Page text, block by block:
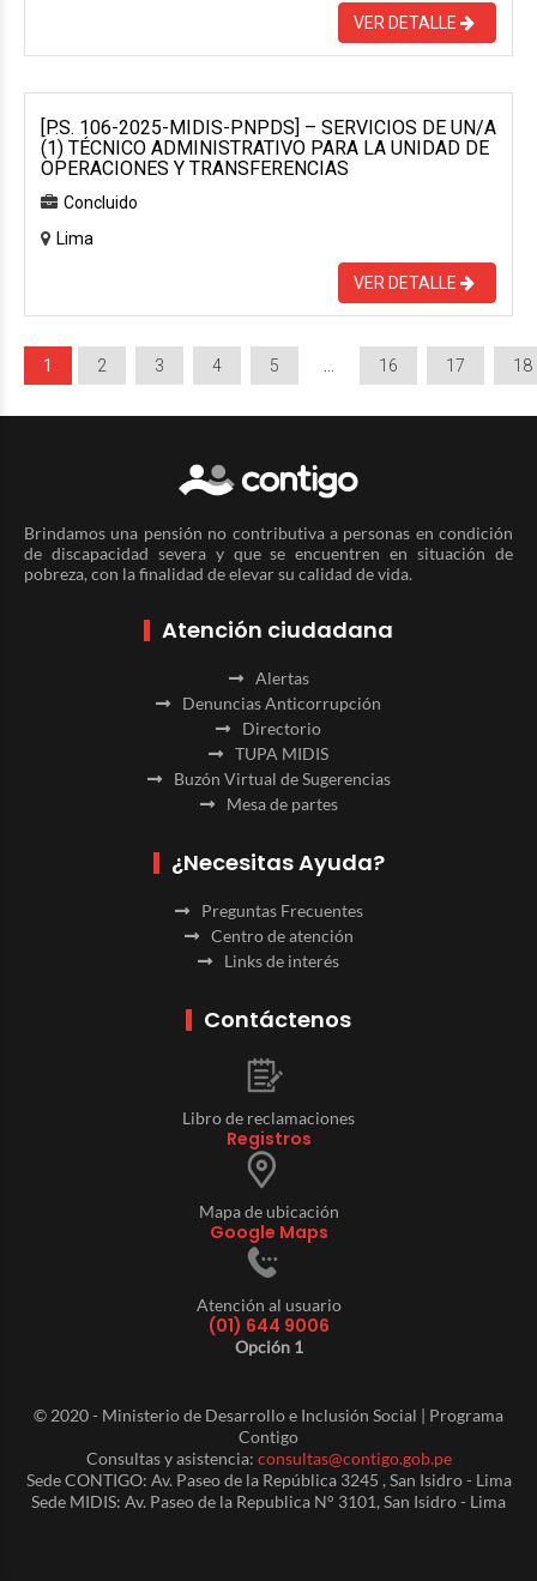
VER DETALLE
[P.S. 106-2025-MIDIS-PNPDS] – SERVICIOS DE UN/A
(1) TÉCNICO ADMINISTRATIVO PARA LA UNIDAD DE
OPERACIONES Y TRANSFERENCIAS
Concluido
Lima
VER DETALLE
1 2 3 4 5 16 17 18
Brindamos una pensión no contributiva a personas en condición
de discapacidad severa y que se encuentren en situación de
pobreza, con la finalidad de elevar su calidad de vida.
Atención ciudadana
Alertas
Denuncias Anticorrupción
Directorio
TUPA MIDIS
Buzón Virtual de Sugerencias
Mesa de partes
¿Necesitas Ayuda?
Preguntas Frecuentes
Centro de atención
Links de interés
Contáctenos
Libro de reclamaciones
Registros
Mapa de ubicación
Google Maps
Atención al usuario
(01) 644 9006
Opción 1
© 2020 - Ministerio de Desarrollo e Inclusión Social | Programa
Contigo
Consultas y asistencia: consultas@contigo.gob.pe
Sede CONTIGO: Av. Paseo de la República 3245 , San Isidro - Lima
Sede MIDIS: Av. Paseo de la Republica N° 3101, San Isidro - Lima